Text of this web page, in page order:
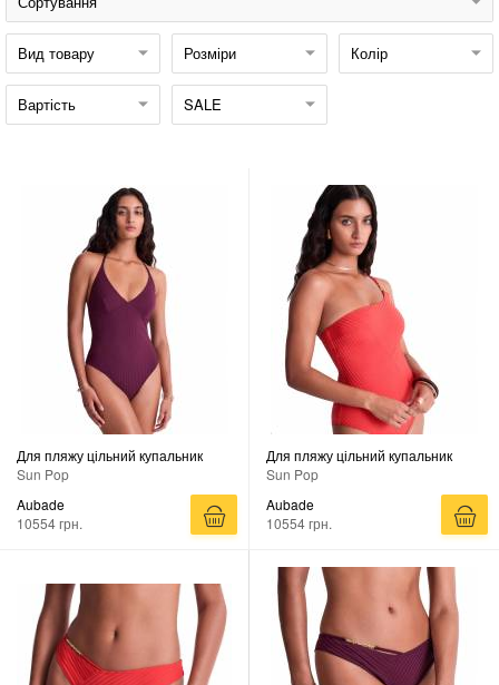
Вид товару Розміри Колір
Вартість SALE
Для пляжу цільний купальник
Sun Pop
Aubade
10554 грн.
Для пляжу цільний купальник
Sun Pop
Aubade
10554 грн.